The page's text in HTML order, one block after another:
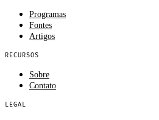
Programas
Fontes
Artigos
RECURSOS
Sobre
Contato
LEGAL